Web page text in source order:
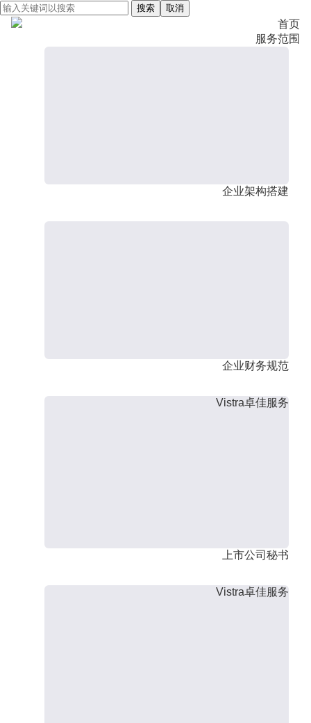
搜索 取消
首页
服务范围
企业架构搭建
企业财务规范
Vistra卓佳服务
上市公司秘书
Vistra卓佳服务